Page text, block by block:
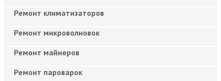
Ремонт климатизаторов
Ремонт микроволновок
Ремонт майнеров
Ремонт пароварок